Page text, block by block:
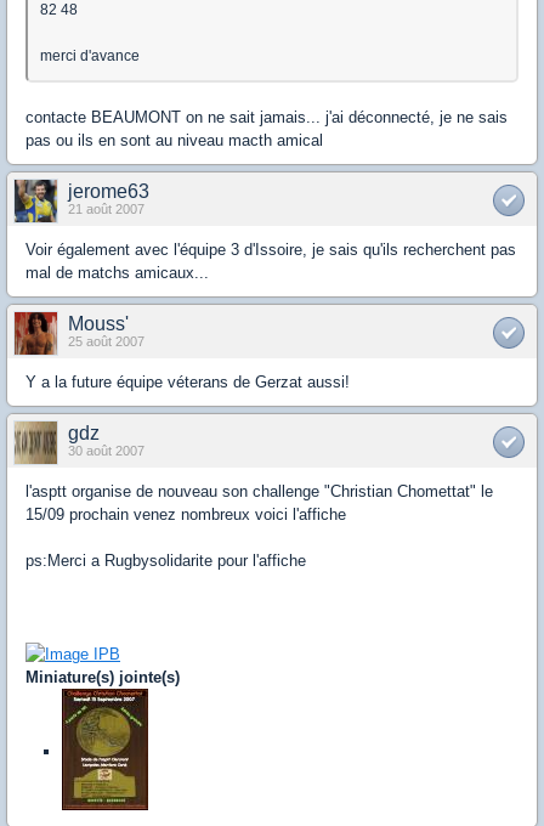
82 48
merci d'avance
contacte BEAUMONT on ne sait jamais... j'ai déconnecté, je ne sais
pas ou ils en sont au niveau macth amical
jerome63
21 août 2007
Voir également avec l'équipe 3 d'Issoire, je sais qu'ils recherchent pas
mal de matchs amicaux...
Mouss'
25 août 2007
Y a la future équipe véterans de Gerzat aussi!
gdz
30 août 2007
l'asptt organise de nouveau son challenge "Christian Chomettat" le
15/09 prochain venez nombreux voici l'affiche
ps:Merci a Rugbysolidarite pour l'affiche
Miniature(s) jointe(s)